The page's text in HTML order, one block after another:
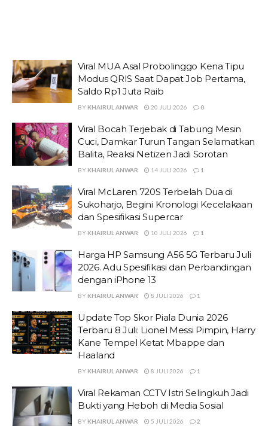
Viral MUA Asal Probolinggo Kena Tipu
Modus QRIS Saat Dapat Job Pertama,
Saldo Rp1 Juta Raib
BY KHAIRUL ANWAR 20 JULI 2026 0
Viral Bocah Terjebak di Tabung Mesin
Cuci, Damkar Turun Tangan Selamatkan
Balita, Reaksi Netizen Jadi Sorotan
BY KHAIRUL ANWAR 14 JULI 2026 1
Viral McLaren 720S Terbelah Dua di
Sukoharjo, Begini Kronologi Kecelakaan
dan Spesifikasi Supercar
BY KHAIRUL ANWAR 10 JULI 2026 1
Harga HP Samsung A56 5G Terbaru Juli
2026. Adu Spesifikasi dan Perbandingan
dengan iPhone 13
BY KHAIRUL ANWAR 8 JULI 2026 1
Update Top Skor Piala Dunia 2026
Terbaru 8 Juli: Lionel Messi Pimpin, Harry
Kane Tempel Ketat Mbappe dan
Haaland
BY KHAIRUL ANWAR 8 JULI 2026 1
Viral Rekaman CCTV Istri Selingkuh Jadi
Bukti yang Heboh di Media Sosial
BY KHAIRUL ANWAR 5 JULI 2026 2